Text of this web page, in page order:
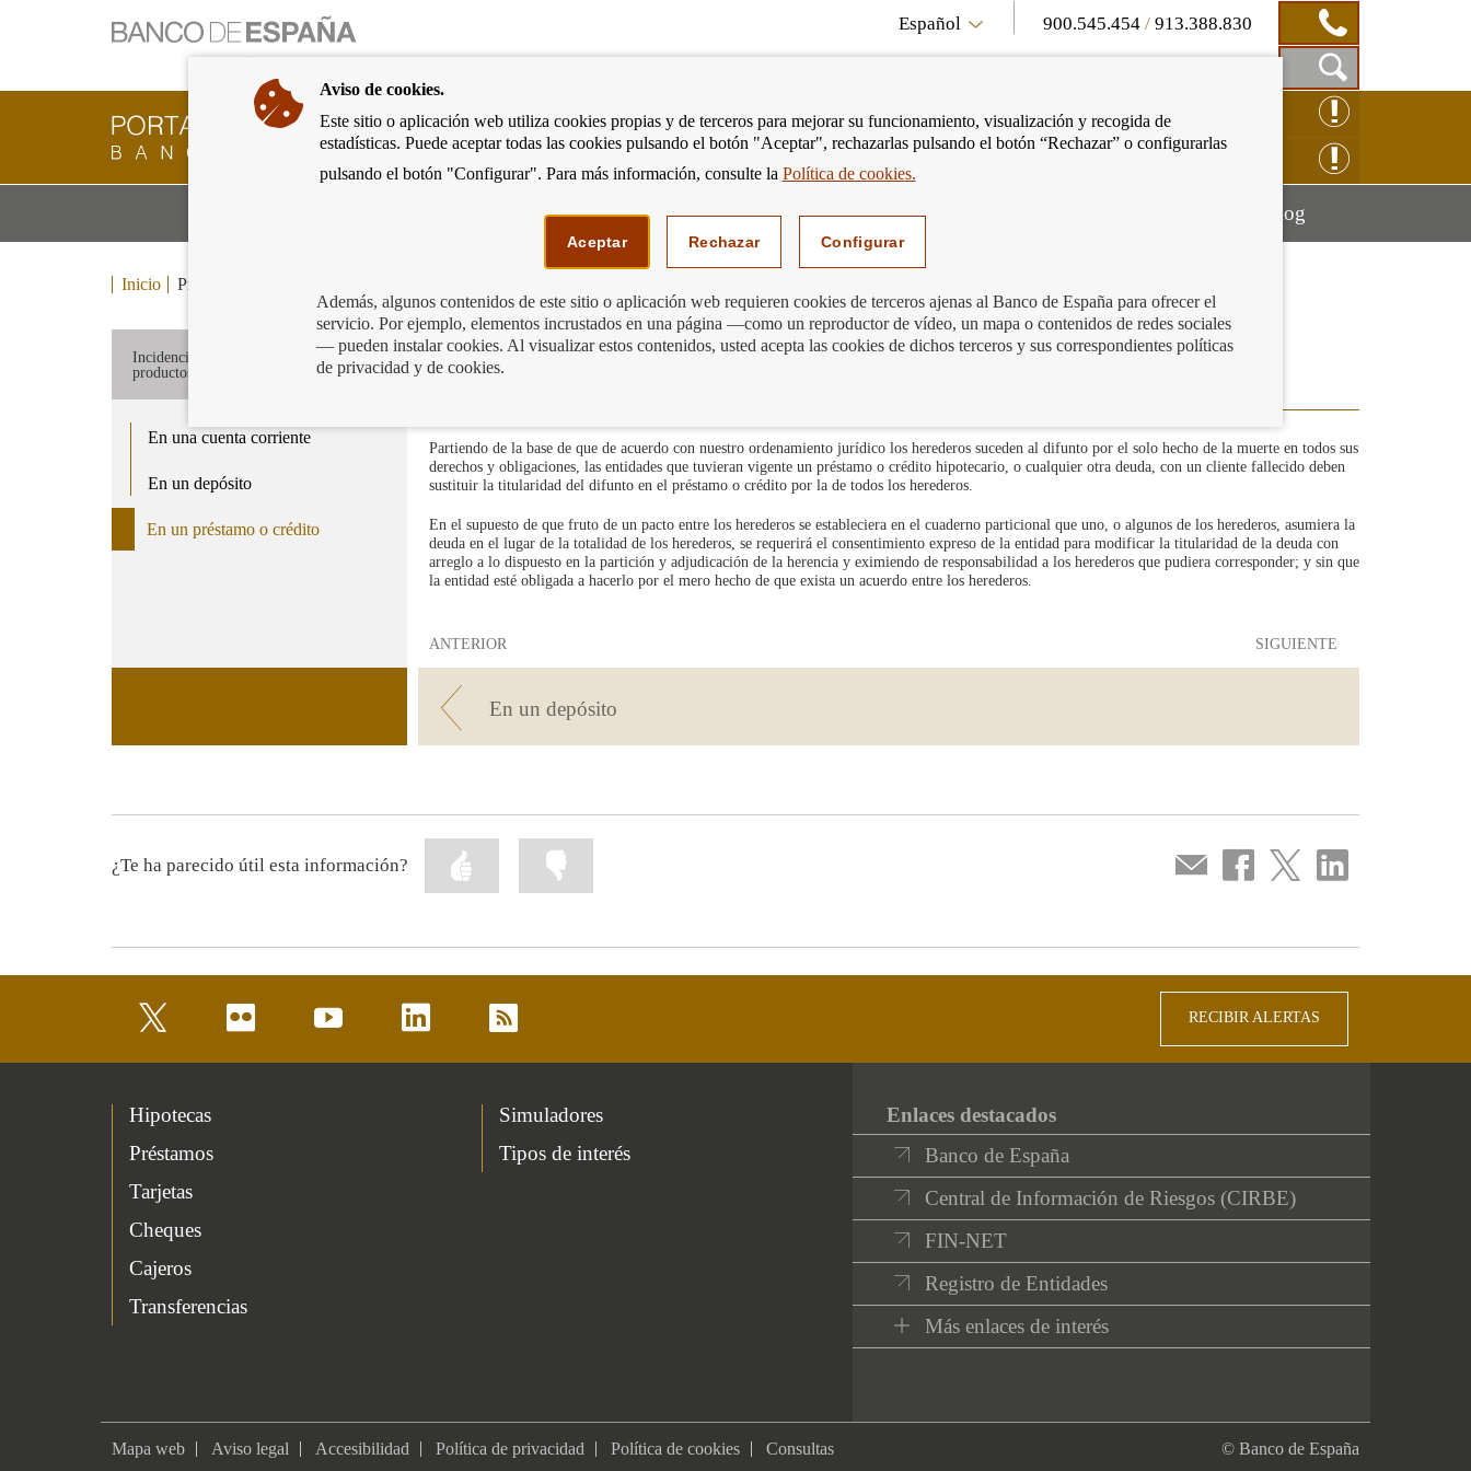
Ir
a
página
de
inicio
del
Español 900.545.454 /913.388.830
Mostrar
Caja
de
Búsqueda
Cliente
Bancario
Banco
ir
a
RECLAMACIÓN ONLINE
Podemos ayudarte Mostrar
menú
BlogMostrar
Inicio Productos y servicios bancarios
En un préstamo o crédito
Partiendo de la base de que de acuerdo con nuestro ordenamiento jurídico los herederos suceden al difunto por el solo hecho de la muerte en todos sus
derechos y obligaciones, las entidades que tuvieran vigente un préstamo o crédito hipotecario, o cualquier otra deuda, con un cliente fallecido deben
sustituir la titularidad del difunto en el préstamo o crédito por la de todos los herederos.
En el supuesto de que fruto de un pacto entre los herederos se estableciera en el cuaderno particional que uno, o algunos de los herederos, asumiera la
deuda en el lugar de la totalidad de los herederos, se requerirá el consentimiento expreso de la entidad para modificar la titularidad de la deuda con
arreglo a lo dispuesto en la partición y adjudicación de la herencia y eximiendo de responsabilidad a los herederos que pudiera corresponder; y sin que
la entidad esté obligada a hacerlo por el mero hecho de que exista un acuerdo entre los herederos.
ANTERIOR
En un depósito
SIGUIENTE
Incidencias derivadas del fallecimiento en
productos concretos
En una cuenta corriente
En un depósito
En un préstamo o crédito
Compartir
por
Compartir
en
Compartir
en
Compartir
en
¿Te ha parecido útil esta información?
Marcar
información
flickr youtube linkedin rss RECIBIR ALERTAS
Hipotecas
Préstamos
Tarjetas
Cheques
Cajeros
Transferencias
Simuladores
Tipos de interés
Enlaces destacados
Banco de España
Central de Información de Riesgos (CIRBE)
FIN-NET
Registro de Entidades
Más enlaces de interés
Mapa web Aviso legal Accesibilidad Política de privacidad Política de cookies Consultas © Banco de España
Aviso de cookies.
Este sitio o aplicación web utiliza cookies propias y de terceros para mejorar su funcionamiento, visualización y recogida de
estadísticas. Puede aceptar todas las cookies pulsando el botón "Aceptar", rechazarlas pulsando el botón “Rechazar” o configurarlas
pulsando el botón "Configurar". Para más información, consulte la Política de cookies.
Aceptar Rechazar Configurar
Además, algunos contenidos de este sitio o aplicación web requieren cookies de terceros ajenas al Banco de España para ofrecer el
servicio. Por ejemplo, elementos incrustados en una página —como un reproductor de vídeo, un mapa o contenidos de redes sociales
— pueden instalar cookies. Al visualizar estos contenidos, usted acepta las cookies de dichos terceros y sus correspondientes políticas
de privacidad y de cookies.